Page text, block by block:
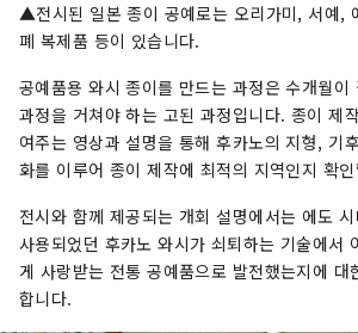
▲전시된 일본 종이 공예로는 오리가미, 서예,
폐 복제품 등이 있습니다.
공예품용 와시 종이를 만드는 과정은 수개월이
과정을 거쳐야 하는 고된 과정입니다. 종이 제
여주는 영상과 설명을 통해 후카노의 지형, 기
화를 이루어 종이 제작에 최적의 지역인지 확
전시와 함께 제공되는 개회 설명에서는 에도
사용되었던 후카노 와시가 쇠퇴하는 기술에서
게 사랑받는 전통 공예품으로 발전했는지에 대
합니다.